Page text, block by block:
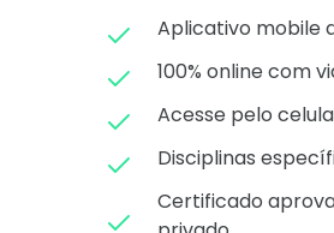
Aplicativo mobile
100% online com
Acesse pelo
Disciplinas
Certificado